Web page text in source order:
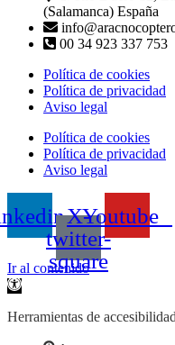
(Salamanca) España
00 34 923 337 753
Política de cookies
Política de privacidad
Aviso legal
Política de cookies
Política de privacidad
Aviso legal
X-
twitter-
square
Youtube
Ir al contenido
Abrir
de
Herramientas de accesibilidad